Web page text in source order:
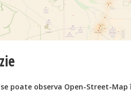
se poate observa Open-Street-